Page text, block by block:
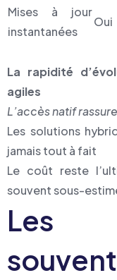
Mises à jour
instantanées
Oui
La rapidité
agiles
L’accès natif
Les solutions
jamais tout à fait
Le coût reste
souvent sous-
Les